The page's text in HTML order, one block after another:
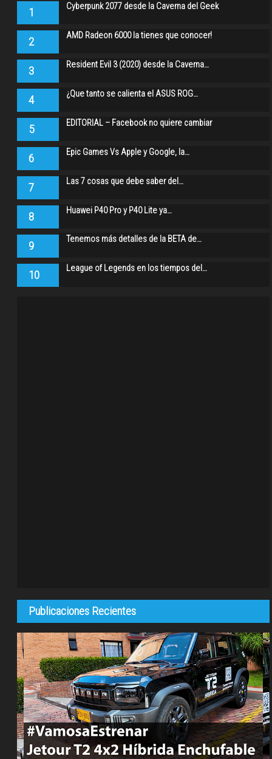
1 Cyberpunk 2077 desde la Caverna del Geek
2 AMD Radeon 6000 la tienes que conocer!
3 Resident Evil 3 (2020) desde la Caverna…
4 ¿Que tanto se calienta el ASUS ROG…
5 EDITORIAL – Facebook no quiere cambiar
6 Epic Games Vs Apple y Google, la…
7 Las 7 cosas que debe saber del…
8 Huawei P40 Pro y P40 Lite ya…
9 Tenemos más detalles de la BETA de…
10 League of Legends en los tiempos del…
Publicaciones Recientes